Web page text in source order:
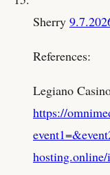
Sherry
References:
Legiano
https://